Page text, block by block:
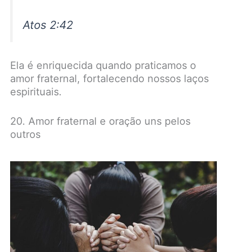
Atos 2:42
Ela é enriquecida quando praticamos o
amor fraternal, fortalecendo nossos laços
espirituais.
20. Amor fraternal e oração uns pelos
outros